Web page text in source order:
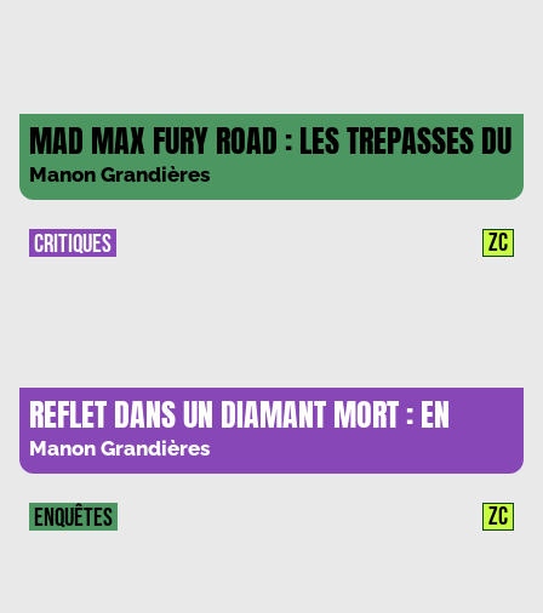
MAD MAX FURY ROAD : LES TREPASSES DU
DESERT
Manon Grandières
REFLET DANS UN DIAMANT MORT : EN
TOC ?
Manon Grandières
CRITIQUES ZC
ENQUÊTES ZC